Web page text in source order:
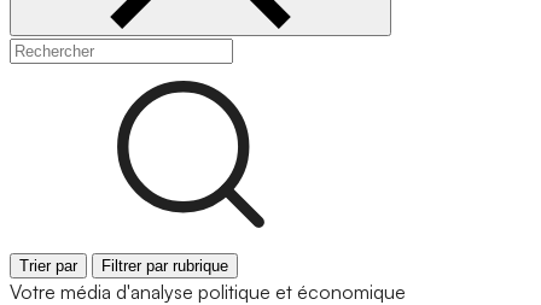
Trier par Filtrer par rubrique
Votre média d'analyse politique et économique